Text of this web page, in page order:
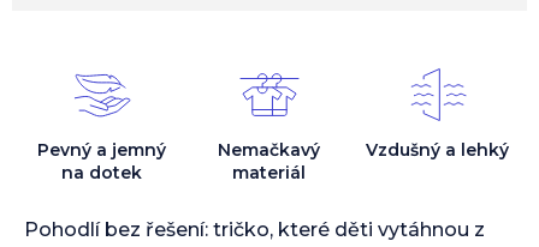
Pohodlí bez řešení: tričko, které děti vytáhnou z
Pevný a jemný
na dotek
Nemačkavý
materiál
Vzdušný a lehký